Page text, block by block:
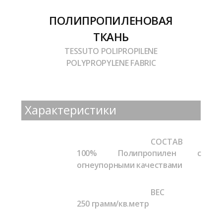
ПОЛИПРОПИЛЕНОВАЯ
ТКАНЬ
TESSUTO POLIPROPILENE
POLYPROPYLENE FABRIC
Характеристики
СОСТАВ
100% Полипропилен с
огнеупорными качествами
ВЕС
250 грамм/кв.метр